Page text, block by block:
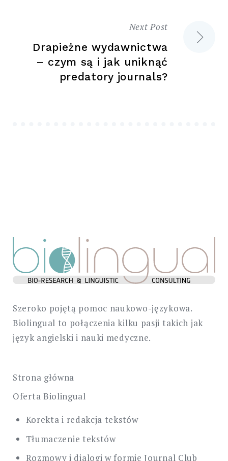
Next Post
Drapieżne wydawnictwa
– czym są i jak uniknąć
predatory journals?
Szeroko pojętą pomoc naukowo-językowa.
Biolingual to połączenia kilku pasji takich jak
język angielski i nauki medyczne.
Strona główna
Oferta Biolingual
Korekta i redakcja tekstów
Tłumaczenie tekstów
Rozmowy i dialogi w formie Journal Club